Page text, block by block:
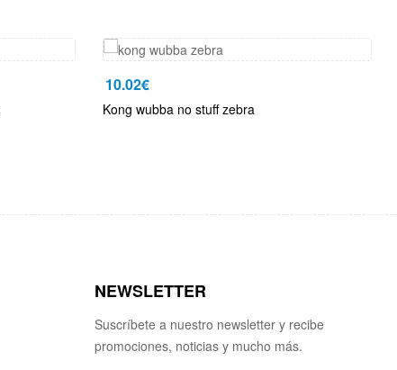
10.02€
Kong wubba no stuff zebra
NEWSLETTER
Suscríbete a nuestro newsletter y recibe
promociones, noticias y mucho más.